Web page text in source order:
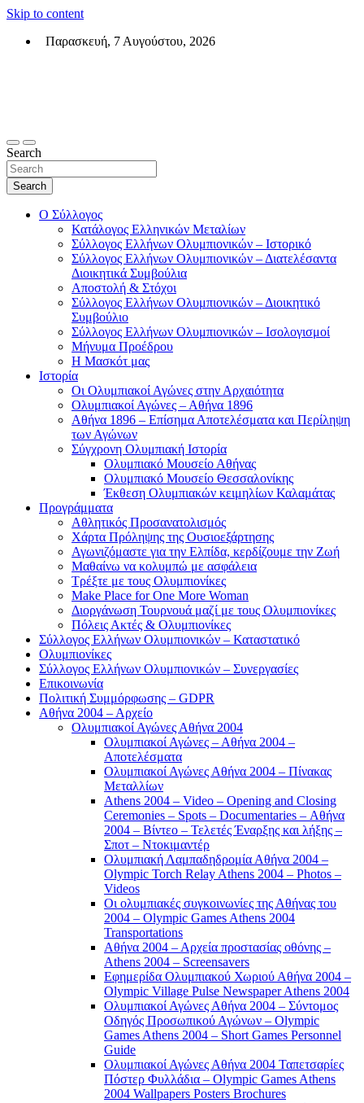
Skip to content
Παρασκευή, 7 Αυγούστου, 2026
Search
Search
Ο Σύλλογος
Κατάλογος Ελληνικών Μεταλίων
Σύλλογος Ελλήνων Ολυμπιονικών – Ιστορικό
Σύλλογος Ελλήνων Ολυμπιονικών – Διατελέσαντα
Διοικητικά Συμβούλια
Αποστολή & Στόχοι
Σύλλογος Ελλήνων Ολυμπιονικών – Διοικητικό
Συμβούλιο
Σύλλογος Ελλήνων Ολυμπιονικών – Ισολογισμοί
Μήνυμα Προέδρου
Η Μασκότ μας
Ιστορία
Οι Ολυμπιακοί Αγώνες στην Αρχαιότητα
Ολυμπιακοί Αγώνες – Αθήνα 1896
Αθήνα 1896 – Επίσημα Αποτελέσματα και Περίληψη
των Αγώνων
Σύγχρονη Ολυμπιακή Ιστορία
Ολυμπιακό Μουσείο Αθήνας
Ολυμπιακό Μουσείο Θεσσαλονίκης
Έκθεση Ολυμπιακών κειμηλίων Καλαμάτας
Προγράμματα
Αθλητικός Προσανατολισμός
Χάρτα Πρόληψης της Ουσιοεξάρτησης
Αγωνιζόμαστε για την Ελπίδα, κερδίζουμε την Ζωή
Μαθαίνω να κολυμπώ με ασφάλεια
Τρέξτε με τους Ολυμπιονίκες
Make Place for One More Woman
Διοργάνωση Τουρνουά μαζί με τους Ολυμπιονίκες
Πόλεις Ακτές & Ολυμπιονίκες
Σύλλογος Ελλήνων Ολυμπιονικών – Καταστατικό
Ολυμπιονίκες
Σύλλογος Ελλήνων Ολυμπιονικών – Συνεργασίες
Επικοινωνία
Πολιτική Συμμόρφωσης – GDPR
Αθήνα 2004 – Αρχείο
Ολυμπιακοί Αγώνες Αθήνα 2004
Ολυμπιακοί Αγώνες – Αθήνα 2004 –
Αποτελέσματα
Ολυμπιακοί Αγώνες Αθήνα 2004 – Πίνακας
Μεταλλίων
Athens 2004 – Video – Opening and Closing
Ceremonies – Spots – Documentaries – Αθήνα
2004 – Βίντεο – Τελετές Έναρξης και λήξης –
Σποτ – Ντοκιμαντέρ
Ολυμπιακή Λαμπαδηδρομία Αθήνα 2004 –
Olympic Torch Relay Athens 2004 – Photos –
Videos
Οι ολυμπιακές συγκοινωνίες της Αθήνας του
2004 – Olympic Games Athens 2004
Transportations
Αθήνα 2004 – Αρχεία προστασίας οθόνης –
Athens 2004 – Screensavers
Εφημερίδα Ολυμπιακού Χωριού Αθήνα 2004 –
Olympic Village Pulse Newspaper Athens 2004
Ολυμπιακοί Αγώνες Αθήνα 2004 – Σύντομος
Οδηγός Προσωπικού Αγώνων – Olympic
Games Athens 2004 – Short Games Personnel
Guide
Ολυμπιακοί Αγώνες Αθήνα 2004 Ταπετσαρίες
Πόστερ Φυλλάδια – Olympic Games Athens
2004 Wallpapers Posters Brochures